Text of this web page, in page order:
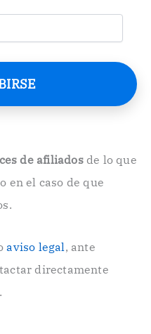
de afiliadosde lo que
en el caso de que
aviso legal , ante
directamente
.